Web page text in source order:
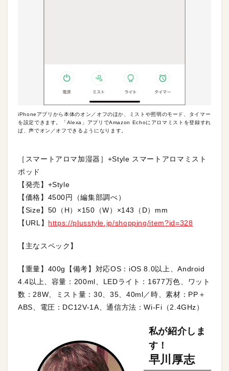
iPhoneアプリから本体のオン／オフのほか、ミストや照明のモード、タイマー
を設定できます。「Alexa」アプリでAmazon Echoにアロマミストを登録すれ
ば、声でオン／オフできるようになります。
［スマートアロマ加湿器］+Style スマートアロマミスト
ポッド
【発売】+Style
【価格】4500円（編集部調べ）
【Size】50（H）×150（W）×143（D）mm
【URL】 https://plusstyle.jp/shopping/item?id=328
【主なスペック】
【重量】400g【備考】対応OS：iOS 8.0以上、Android
4.4以上、容量：200ml、LEDライト：1677万色、ワット
数：28W、ミスト量：30、35、40ml／時、素材：PP＋
ABS、電圧：DC12V-1A、通信方法：Wi-Fi（2.4GHz）
私が紹介しま
す！
早川厚志